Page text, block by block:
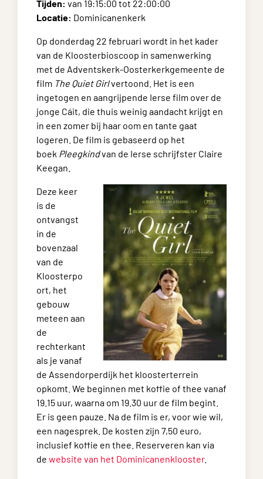
Tijden: van 19:15:00 tot 22:00:00
Locatie: Dominicanenkerk
Op donderdag 22 februari wordt in het kader
van de Kloosterbioscoop in samenwerking
met de Adventskerk-Oosterkerkgemeente de
film The Quiet Girlvertoond. Het is een
ingetogen en aangrijpende Ierse film over de
jonge Cáit, die thuis weinig aandacht krijgt en
in een zomer bij haar oom en tante gaat
logeren. De film is gebaseerd op het
boek Pleegkindvan de Ierse schrijfster Claire
Keegan.
Deze keer
is de
ontvangst
in de
bovenzaal
van de
Kloosterpo
ort, het
gebouw
meteen aan
de
rechterkant
als je vanaf
de Assendorperdijk het kloosterterrein
opkomt. We beginnen met koffie of thee vanaf
19.15 uur, waarna om 19.30 uur de film begint.
Er is geen pauze. Na de film is er, voor wie wil,
een nagesprek. De kosten zijn 7,50 euro,
inclusief koffie en thee. Reserveren kan via
de website van het Dominicanenklooster.